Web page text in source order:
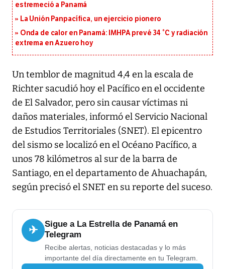
estremeció a Panamá
La Unión Panpacífica, un ejercicio pionero
Onda de calor en Panamá: IMHPA prevé 34 °C y radiación
extrema en Azuero hoy
Un temblor de magnitud 4,4 en la escala de
Richter sacudió hoy el Pacífico en el occidente
de El Salvador, pero sin causar víctimas ni
daños materiales, informó el Servicio Nacional
de Estudios Territoriales (SNET). El epicentro
del sismo se localizó en el Océano Pacífico, a
unos 78 kilómetros al sur de la barra de
Santiago, en el departamento de Ahuachapán,
según precisó el SNET en su reporte del suceso.
✈
Sigue a La Estrella de Panamá en
Telegram
Recibe alertas, noticias destacadas y lo más
importante del día directamente en tu Telegram.